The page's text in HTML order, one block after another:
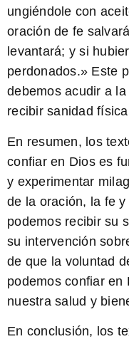
ungiéndole con
oración de fe
levantará; y si
perdonados.» Este
debemos acudir a
recibir sanidad
En resumen, los
confiar en Dios es
y experimentar
de la oración, la fe
podemos recibir su
su intervención
de que la voluntad
podemos confiar en
nuestra salud y
En conclusión, los